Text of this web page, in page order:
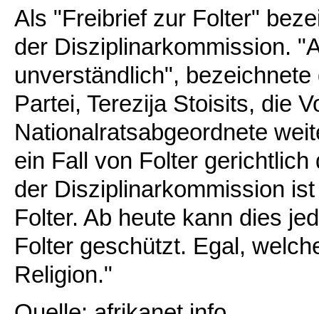
Als "Freibrief zur Folter"
der Disziplinarkommission.
unverständlich",
Partei, Terezija Stoisits, die
Nationalratsabgeordnete
ein Fall von Folter
der Disziplinarkommission
Folter. Ab heute kann dies
Folter geschützt. Egal,
Religion."